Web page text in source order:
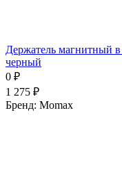
Держатель магнитный
черный
0 ₽
1 275 ₽
Бренд: Momax